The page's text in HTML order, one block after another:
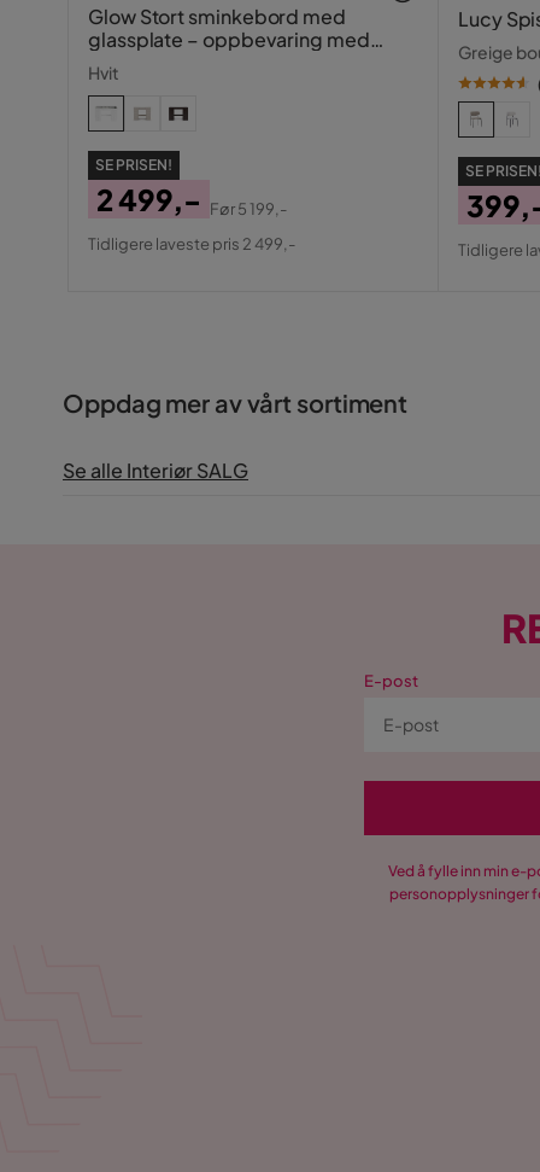
Glow Stort sminkebord med
glassplate – oppbevaring med
skuffer og rom 120 cm
Hvit
SE PRISEN!
Pris
2 499,-
Original
Før5 199,-
Tidligere laveste pris 2 499,-
Lucy
Greige
SE PRISEN!
Pris
Tidligere
Oppdag mer av vårt sortiment
Se alle Interiør SALG
E-post
Ved å fylle inn min e-
personopplysninger